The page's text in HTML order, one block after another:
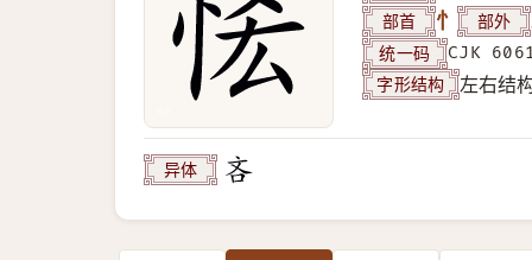
部首 忄 部外
统一码 CJK
字形结构 左右结
异体